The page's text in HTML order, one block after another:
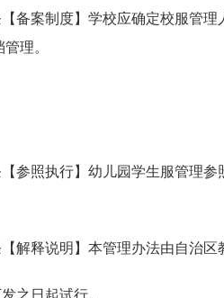
备案制度】学校应确定校服管
理。
参照执行】幼儿园学生服管理
解释说明】本管理办法由自治区